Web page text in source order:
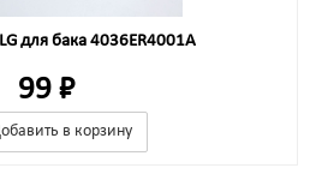
для бака 4036ER4001A
99 ₽
в корзину